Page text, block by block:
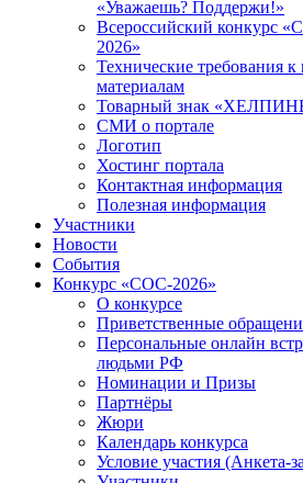
«Уважаешь? Поддержи!»
Всероссийский конкурс
2026»
Технические требования
материалам
Товарный знак
СМИ о портале
Логотип
Хостинг портала
Контактная информация
Полезная информация
Участники
Новости
События
Конкурс «СОС-2026»
О конкурсе
Приветственные
Персональные онлайн
людьми РФ
Номинации и Призы
Партнёры
Жюри
Календарь конкурса
Условие участия (Анкета-